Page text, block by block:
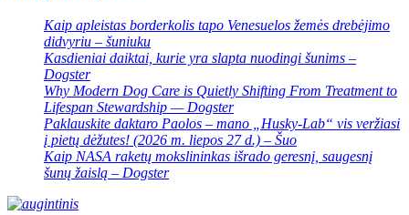
Kaip apleistas borderkolis tapo Venesuelos žemės drebėjimo
didvyriu – šuniuku
Kasdieniai daiktai, kurie yra slapta nuodingi šunims –
Dogster
Why Modern Dog Care is Quietly Shifting From Treatment to
Lifespan Stewardship — Dogster
Paklauskite daktaro Paolos – mano „Husky-Lab“ vis veržiasi
į pietų dėžutes! (2026 m. liepos 27 d.) – Šuo
Kaip NASA raketų mokslininkas išrado geresnį, saugesnį
šunų žaislą – Dogster